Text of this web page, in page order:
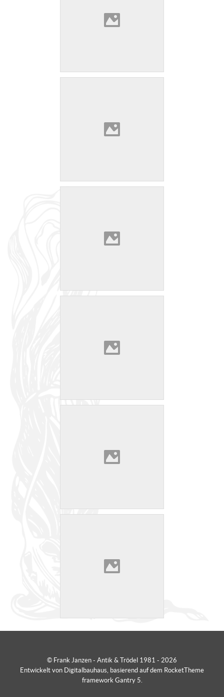
© Frank Janzen - Antik & Trödel 1981 - 2026
Entwickelt von Digitalbauhaus, basierend auf dem RocketTheme
framework Gantry 5.